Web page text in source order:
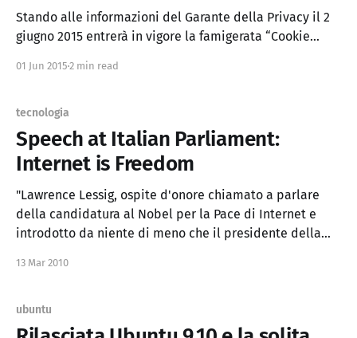
Stando alle informazioni del Garante della Privacy il 2
giugno 2015 entrerà in vigore la famigerata “Cookie
Europea 2009/136/CE e al provvedimento del 8 maggio
protezione dei dati personali. Altrimenti
01 Jun 2015 2 min read
tecnologia
Speech at Italian Parliament:
Internet is Freedom
"Lawrence Lessig, ospite d'onore chiamato a parlare
della candidatura al Nobel per la Pace di Internet e
introdotto da niente di meno che il presidente della
13 Mar 2010
ubuntu